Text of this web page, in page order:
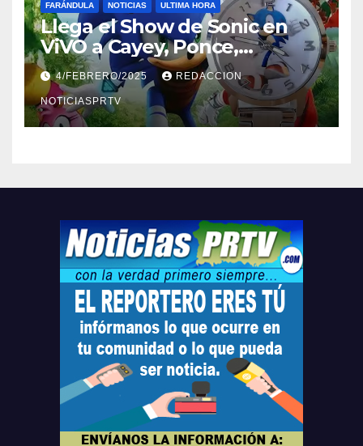
FARÁNDULA NOTICIAS ULTIMA HORA
Llega el Show de Sonic en
ViVO a Cayey, Ponce,
Barceloneta y Humacao,
Relojes gratis para el que
compre ahora….
4/FEBRERO/2025 REDACCION
NOTICIASPRTV